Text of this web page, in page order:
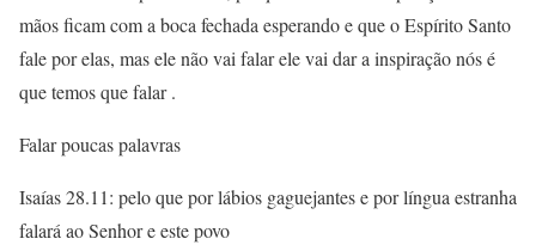
mãos ficam com a boca fechada esperando e que o Espírito Santo
fale por elas, mas ele não vai falar ele vai dar a inspiração nós é
que temos que falar .
Falar poucas palavras
Isaías 28.11: pelo que por lábios gaguejantes e por língua estranha
falará ao Senhor e este povo